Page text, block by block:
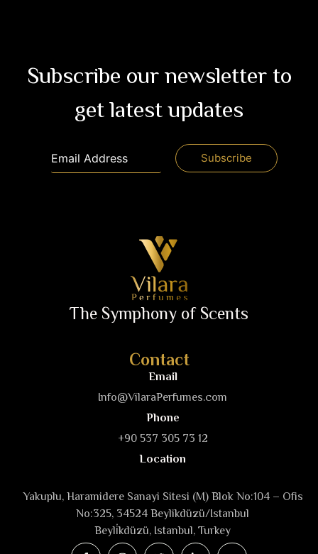
Subscribe our newsletter to
get latest updates
The Symphony of Scents
Contact
Email
Info@VilaraPerfumes.com
Phone
+90 537 305 73 12
Location
Yakuplu, Haramidere Sanayi Sitesi (M) Blok No:104 – Ofis
No:325, 34524 Beylikdüzü/Istanbul
Beyli̇kdüzü, Istanbul, Turkey